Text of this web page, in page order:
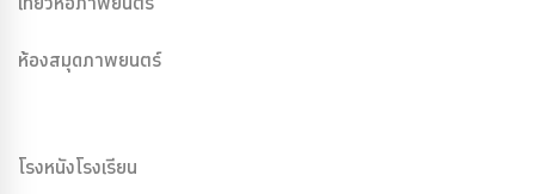
ห้องสมุดภาพยนตร์
โรงหนังโรงเรียน